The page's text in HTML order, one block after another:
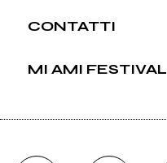
CONTATTI
MI AMI FESTIVAL